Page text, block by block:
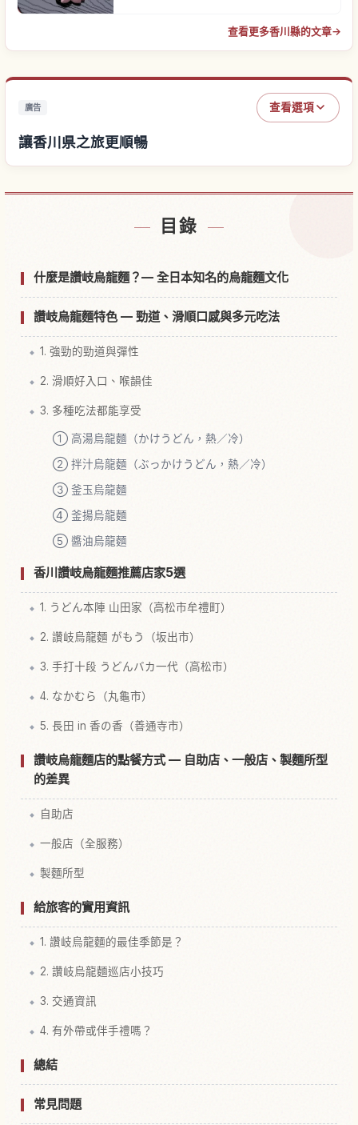
查看更多香川縣的文章→
廣告 查看選項
讓香川県之旅更順暢
目錄
什麼是讚岐烏龍麵？— 全日本知名的烏龍麵文化
讚岐烏龍麵特色 — 勁道、滑順口感與多元吃法
1. 強勁的勁道與彈性
2. 滑順好入口、喉韻佳
3. 多種吃法都能享受
① 高湯烏龍麵（かけうどん，熱／冷）
② 拌汁烏龍麵（ぶっかけうどん，熱／冷）
③ 釜玉烏龍麵
④ 釜揚烏龍麵
⑤ 醬油烏龍麵
香川讚岐烏龍麵推薦店家5選
1. うどん本陣 山田家（高松市牟禮町）
2. 讚岐烏龍麵 がもう（坂出市）
3. 手打十段 うどんバカ一代（高松市）
4. なかむら（丸龜市）
5. 長田 in 香の香（善通寺市）
讚岐烏龍麵店的點餐方式 — 自助店、一般店、製麵所型
的差異
自助店
一般店（全服務）
製麵所型
給旅客的實用資訊
1. 讚岐烏龍麵的最佳季節是？
2. 讚岐烏龍麵巡店小技巧
3. 交通資訊
4. 有外帶或伴手禮嗎？
總結
常見問題